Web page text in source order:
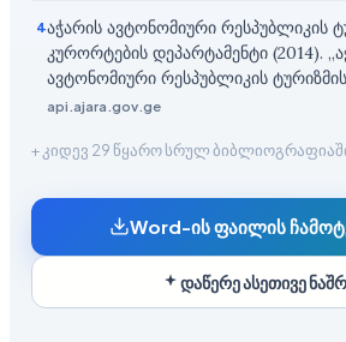
4აჭარის ავტონომიური რესპუბლიკის
კურორტების დეპარტამენტი (2014).
ავტონომიური რესპუბლიკის
api.ajara.gov.ge
+ კიდევ 29 წყარო სრულ
Word-ის ფაილის
დაწერე ასეთივე